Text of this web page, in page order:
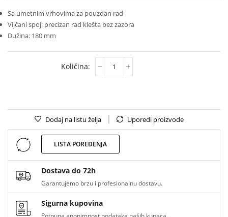
Sa umetnim vrhovima za pouzdan rad
Vijčani spoj: precizan rad klešta bez zazora
Dužina: 180 mm
Dodaj na listu želja Uporedi proizvode
LISTA POREĐENJA
Dostava do 72h
Garantujemo brzu i profesionalnu dostavu.
Sigurna kupovina